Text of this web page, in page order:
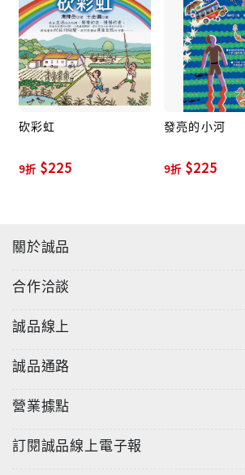
砍彩虹
9折 $225
發亮的小河
9折 $225
關於誠品
合作洽談
誠品線上
誠品通路
營業據點
訂閱誠品線上電子報